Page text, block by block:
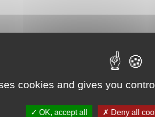
cookies and gives you
OK, accept all Deny all